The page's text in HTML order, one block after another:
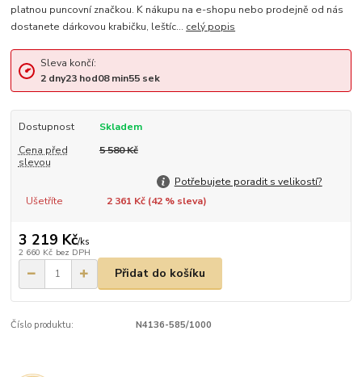
platnou puncovní značkou. K nákupu na e-shopu nebo prodejně od nás
dostanete dárkovou krabičku, leštíc... celý popis
Sleva končí:
2 dny23hod08min55sek
Dostupnost
Skladem
Cena před
slevou
5 580 Kč
Potřebujete poradit s velikostí?
Ušetříte
2 361 Kč (42% sleva)
3 219 Kč/ks
2 660 Kč bez DPH
Přidat do košíku
Číslo produktu: N4136-585/1000